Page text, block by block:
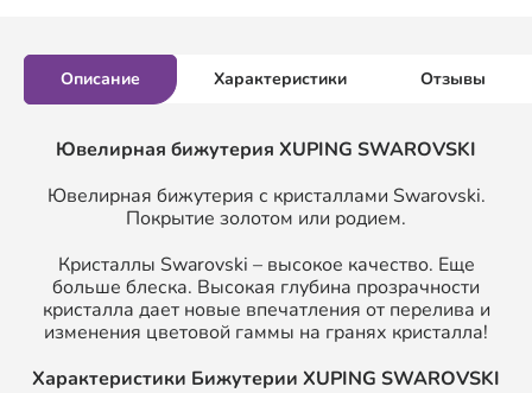
Описание Характеристики Отзывы
Ювелирная бижутерия XUPING SWAROVSKI
Ювелирная бижутерия с кристаллами Swarovski.
Покрытие золотом или родием.
Кристаллы Swarovski – высокое качество. Еще
больше блеска. Высокая глубина прозрачности
кристалла дает новые впечатления от перелива и
изменения цветовой гаммы на гранях кристалла!
Характеристики Бижутерии XUPING SWAROVSKI